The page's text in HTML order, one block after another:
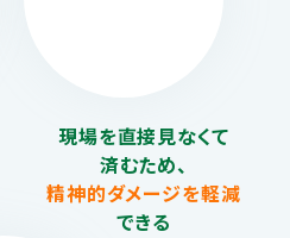
現場を直接見なくて
済むため、
精神的ダメージを軽減
できる